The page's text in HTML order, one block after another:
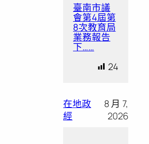
臺南市議
會第4屆第
8次教育局
業務報告
下……
24
在地政
經
8 月 7,
2026